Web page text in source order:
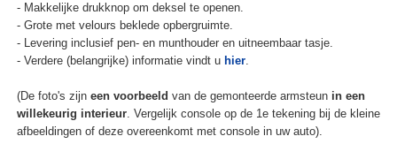
- Makkelijke drukknop om deksel te openen.
- Grote met velours beklede opbergruimte.
- Levering inclusief pen- en munthouder en uitneembaar tasje.
- Verdere (belangrijke) informatie vindt u hier.
(De foto's zijn een voorbeeld van de gemonteerde armsteun in een
willekeurig interieur. Vergelijk console op de 1e tekening bij de kleine
afbeeldingen of deze overeenkomt met console in uw auto).